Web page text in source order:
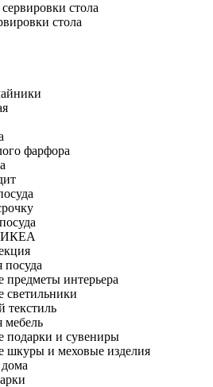
стола
стола
фарфора
ИКЕА
посуда
предметы интерьера
светильники
текстиль
мебель
подарки и сувениры
шкуры и меховые изделия